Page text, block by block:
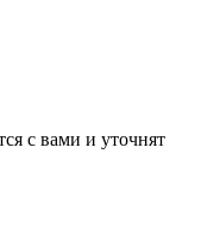
с вами и уточнят